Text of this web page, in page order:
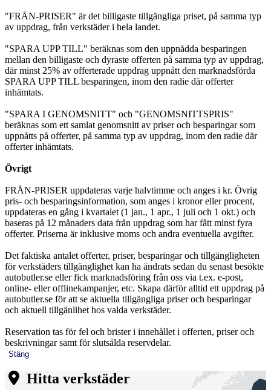
"FRÅN-PRISER" är det billigaste tillgängliga priset, på samma typ
av uppdrag, från verkstäder i hela landet.
"SPARA UPP TILL" beräknas som den uppnådda besparingen
mellan den billigaste och dyraste offerten på samma typ av uppdrag,
där minst 25% av offerterade uppdrag uppnått den marknadsförda
SPARA UPP TILL besparingen, inom den radie där offerter
inhämtats.
"SPARA I GENOMSNITT" och "GENOMSNITTSPRIS"
beräknas som ett samlat genomsnitt av priser och besparingar som
uppnåtts på offerter, på samma typ av uppdrag, inom den radie där
offerter inhämtats.
Övrigt
FRÅN-PRISER uppdateras varje halvtimme och anges i kr. Övrig
pris- och besparingsinformation, som anges i kronor eller procent,
uppdateras en gång i kvartalet (1 jan., 1 apr., 1 juli och 1 okt.) och
baseras på 12 månaders data från uppdrag som har fått minst fyra
offerter. Priserna är inklusive moms och andra eventuella avgifter.
Det faktiska antalet offerter, priser, besparingar och tillgängligheten
för verkstäders tillgänglighet kan ha ändrats sedan du senast besökte
autobutler.se eller fick marknadsföring från oss via t.ex. e-post,
online- eller offlinekampanjer, etc. Skapa därför alltid ett uppdrag på
autobutler.se för att se aktuella tillgängliga priser och besparingar
och aktuell tillgänlihet hos valda verkstäder.
Reservation tas för fel och brister i innehållet i offerten, priser och
beskrivningar samt för slutsålda reservdelar.
Stäng
Hitta verkstäder